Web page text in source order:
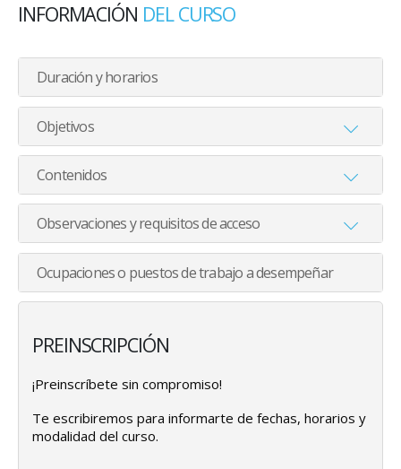
INFORMACIÓN DEL CURSO
Duración y horarios
Objetivos
Contenidos
Observaciones y requisitos de acceso
Ocupaciones o puestos de trabajo a desempeñar
PREINSCRIPCIÓN
¡Preinscríbete sin compromiso!
Te escribiremos para informarte de fechas, horarios y
modalidad del curso.